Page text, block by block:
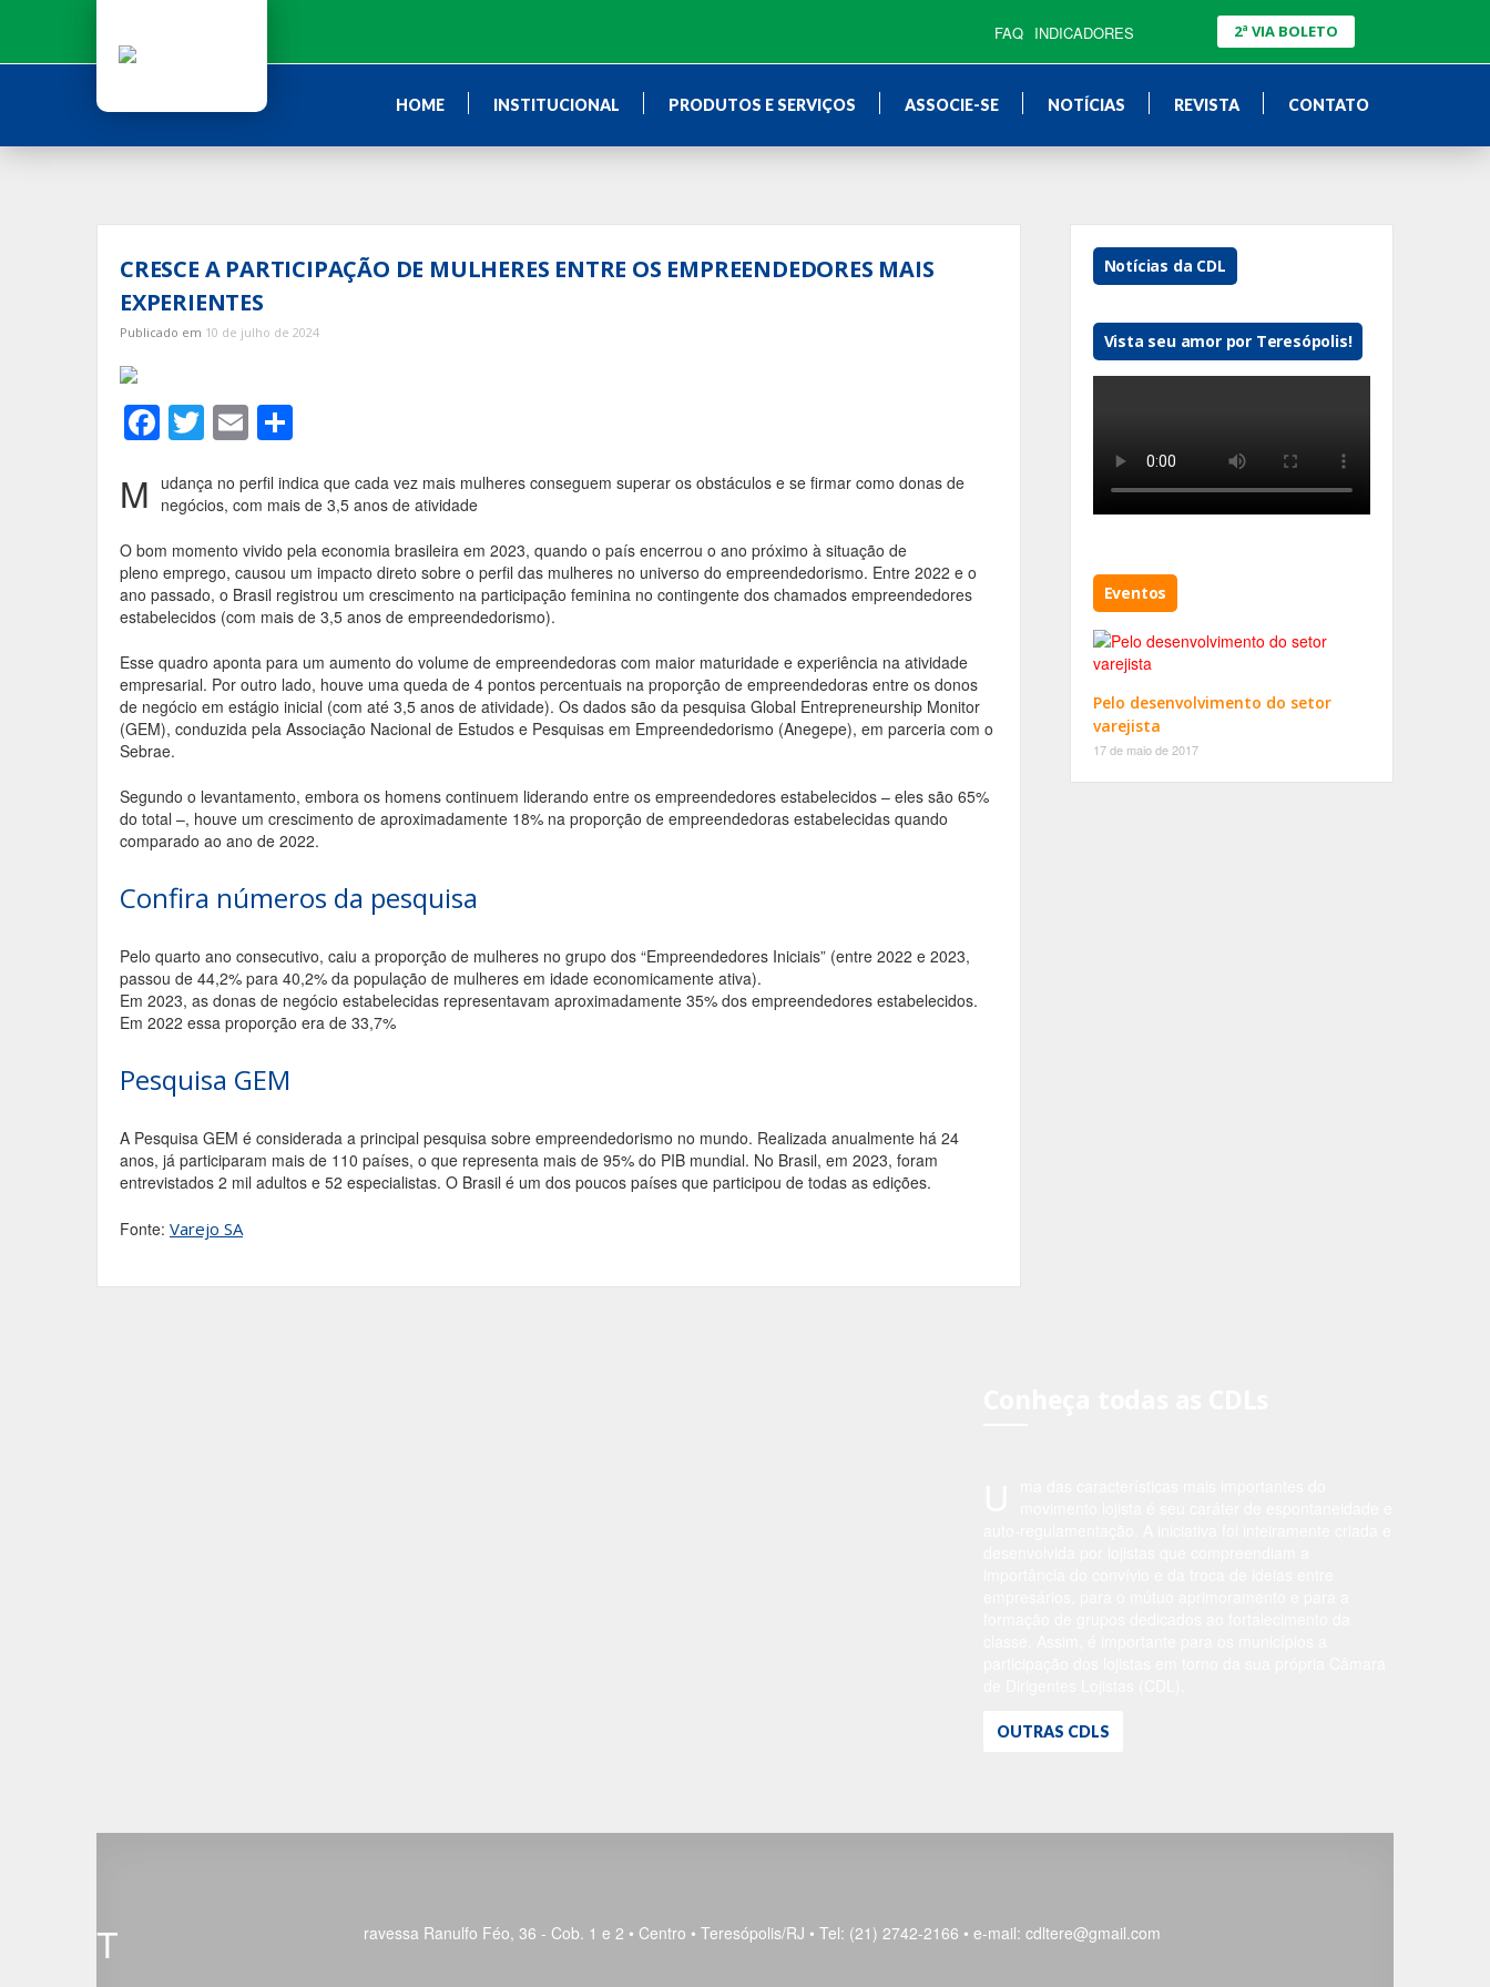
o
FAQ INDICADORES 2ª VIA BOLETO
HOME INSTITUCIONAL PRODUTOS E SERVIÇOS ASSOCIE-SE NOTÍCIAS REVISTA CONTATO
CRESCE A PARTICIPAÇÃO DE MULHERES ENTRE OS EMPREENDEDORES MAIS
EXPERIENTES
Publicado em 10 de julho de 2024
F
ac
e
b
o
o
k
T
w
itt
er
E
m
ai
l
ar
e
M
udança no perfil indica que cada vez mais mulheres conseguem superar os obstáculos e se firmar como donas de
negócios, com mais de 3,5 anos de atividade
O bom momento vivido pela economia brasileira em 2023, quando o país encerrou o ano próximo à situação de
pleno emprego, causou um impacto direto sobre o perfil das mulheres no universo do empreendedorismo. Entre 2022 e o
ano passado, o Brasil registrou um crescimento na participação feminina no contingente dos chamados empreendedores
estabelecidos (com mais de 3,5 anos de empreendedorismo).
Esse quadro aponta para um aumento do volume de empreendedoras com maior maturidade e experiência na atividade
empresarial. Por outro lado, houve uma queda de 4 pontos percentuais na proporção de empreendedoras entre os donos
de negócio em estágio inicial (com até 3,5 anos de atividade). Os dados são da pesquisa Global Entrepreneurship Monitor
(GEM), conduzida pela Associação Nacional de Estudos e Pesquisas em Empreendedorismo (Anegepe), em parceria com o
Sebrae.
Segundo o levantamento, embora os homens continuem liderando entre os empreendedores estabelecidos – eles são 65%
do total –, houve um crescimento de aproximadamente 18% na proporção de empreendedoras estabelecidas quando
comparado ao ano de 2022.
Confira números da pesquisa
Pelo quarto ano consecutivo, caiu a proporção de mulheres no grupo dos “Empreendedores Iniciais” (entre 2022 e 2023,
passou de 44,2% para 40,2% da população de mulheres em idade economicamente ativa).
Em 2023, as donas de negócio estabelecidas representavam aproximadamente 35% dos empreendedores estabelecidos.
Em 2022 essa proporção era de 33,7%
Pesquisa GEM
A Pesquisa GEM é considerada a principal pesquisa sobre empreendedorismo no mundo. Realizada anualmente há 24
anos, já participaram mais de 110 países, o que representa mais de 95% do PIB mundial. No Brasil, em 2023, foram
entrevistados 2 mil adultos e 52 especialistas. O Brasil é um dos poucos países que participou de todas as edições.
Fonte: Varejo SA
Notícias da CDL
Vista seu amor por Teresópolis!
Eventos
Pelo desenvolvimento do setor
varejista
17 de maio de 2017
OUTRAS CDLS
T ravessa Ranulfo Féo, 36 - Cob. 1 e 2 • Centro • Teresópolis/RJ • Tel: (21) 2742-2166 • e-mail: cdltere@gmail.com